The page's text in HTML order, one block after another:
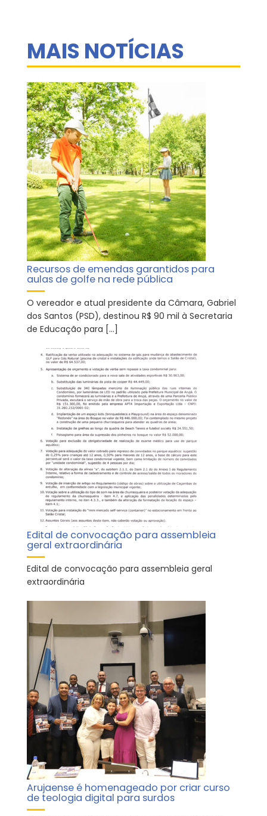
MAIS NOTÍCIAS
Recursos de emendas garantidos para
aulas de golfe na rede pública
O vereador e atual presidente da Câmara, Gabriel
dos Santos (PSD), destinou R$ 90 mil à Secretaria
de Educação para […]
Edital de convocação para assembleia
geral extraordinária
Edital de convocação para assembleia geral
extraordinária
Arujaense é homenageado por criar curso
de teologia digital para surdos